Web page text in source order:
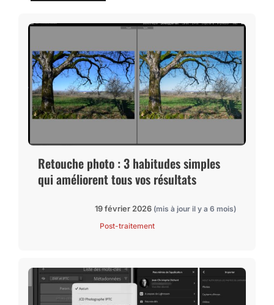
Retouche photo : 3 habitudes simples
qui améliorent tous vos résultats
19 février 2026 (mis à jour il y a 6 mois)
Post-traitement